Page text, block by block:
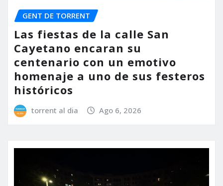
GENT DE TORRENT
Las fiestas de la calle San
Cayetano encaran su
centenario con un emotivo
homenaje a uno de sus festeros
históricos
torrent al dia Ago 6, 2026